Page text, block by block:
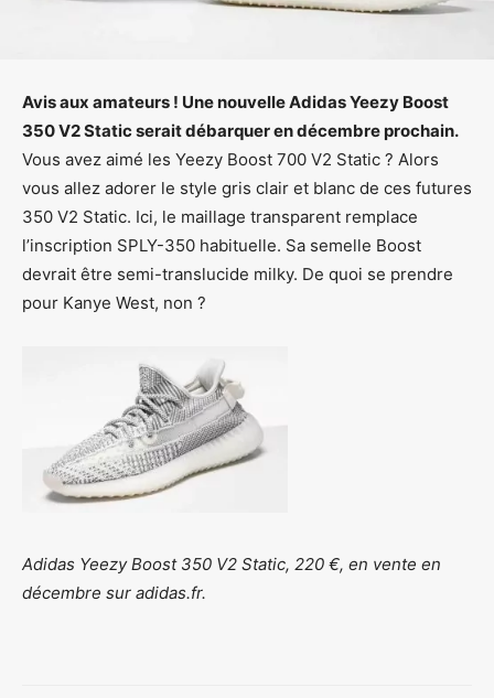
Avis aux amateurs ! Une nouvelle Adidas Yeezy Boost
350 V2 Static serait débarquer en décembre prochain.
Vous avez aimé les Yeezy Boost 700 V2 Static ? Alors
vous allez adorer le style gris clair et blanc de ces futures
350 V2 Static. Ici, le maillage transparent remplace
l’inscription SPLY-350 habituelle. Sa semelle Boost
devrait être semi-translucide milky. De quoi se prendre
pour Kanye West, non ?
Adidas Yeezy Boost 350 V2 Static, 220 €, en vente en
décembre sur adidas.fr.